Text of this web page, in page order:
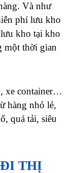
Và như
phí lưu kho
kho tại kho
một thời gian
xe container…
hàng nhỏ lẻ,
quá tải, siêu
ĐI THỊ